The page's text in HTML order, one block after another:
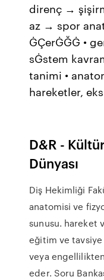
direnç →
az → spor
ĠÇerĠĞĠ •
sĠstem
tanimi •
hareketler,
D&R -
Dünyası
Diş Hekimliği
anatomisi ve
sunusu. hareket
eğitim ve tavsiye
veya
eder. Soru